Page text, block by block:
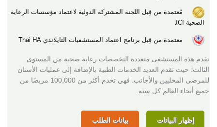
مُعتمدة من قِبل اللجنة المشتركة الدولية لاعتماد مؤسسات الرعاية
الصحية JCI
معتمدة من قِبل برنامج اعتماد المستشفيات التايلاندي Thai HA
تقدم هذه المستشفى متعددة التخصصات رعاية صحية من المستوى
الثالث؛ حيث تقدم العديد الخدمات الطبية بالإضافة إلى عمليات الأسنان
للمرضى المحليين والأجانب. فهي تخدم أكثر من 100,000 مريضًا من
جميع أنحاء العالم كل سنة.
إظهار البيانات بيانات الطلب